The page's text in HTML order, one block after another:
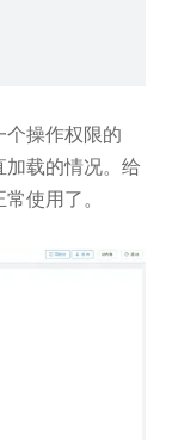
个操作权限的
加载的情况。给
使用了。